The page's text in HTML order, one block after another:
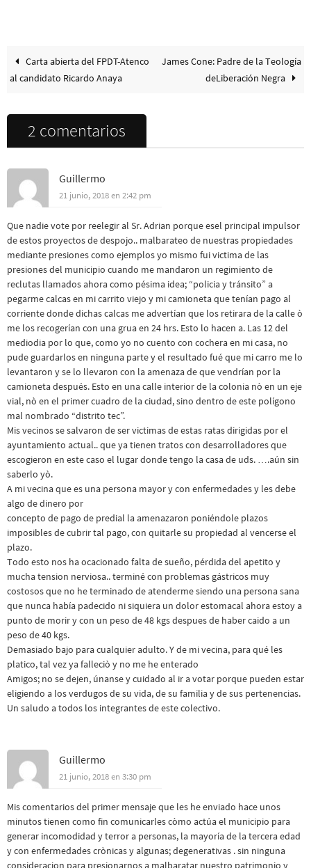
Carta abierta del FPDT-Atenco
al candidato Ricardo Anaya
James Cone: Padre de la Teología
deLiberación Negra
2 comentarios
Guillermo
21 junio, 2018 en 2:42 pm
Que nadie vote por reelegir al Sr. Adrian porque esel principal impulsor
de estos proyectos de despojo.. malbarateo de nuestras propiedades
mediante presiones como ejemplos yo mismo fui victima de las
presiones del municipio cuando me mandaron un regimiento de
reclutas llamados ahora como pésima idea; “policia y tránsito” a
pegarme calcas en mi carrito viejo y mi camioneta que tenían pago al
corriente donde dichas calcas me advertían que los retirara de la calle ò
me los recogerían con una grua en 24 hrs. Esto lo hacen a. Las 12 del
mediodia por lo que, como yo no cuento con cochera en mi casa, no
pude guardarlos en ninguna parte y el resultado fué que mi carro me lo
levantaron y se lo llevaron con la amenaza de que vendrían por la
camioneta después. Esto en una calle interior de la colonia nò en un eje
vial, nò en el primer cuadro de la ciudad, sino dentro de este polígono
mal nombrado “distrito tec”.
Mis vecinos se salvaron de ser victimas de estas ratas dirigidas por el
ayuntamiento actual.. que ya tienen tratos con desarrolladores que
escogieron en este caso el lugar donde tengo la casa de uds. ….aún sin
saberlo yò.
A mi vecina que es una persona mayor y con enfermedades y les debe
algo de dinero por
concepto de pago de predial la amenazaron poniéndole plazos
imposibles de cubrir tal pago, con quitarle su propiedad al vencerse el
plazo.
Todo esto nos ha ocacionado falta de sueño, pérdida del apetito y
mucha tension nerviosa.. terminé con problemas gástricos muy
costosos que no he terminado de atenderme siendo una persona sana
que nunca había padecido ni siquiera un dolor estomacal ahora estoy a
punto de morir y con un peso de 48 kgs despues de haber caido a un
peso de 40 kgs.
Demasiado bajo para cualquier adulto. Y de mi vecina, para qué les
platico, tal vez ya falleciò y no me he enterado
Amigos; no se dejen, únanse y cuidado al ir a votar porque pueden estar
eligiendo a los verdugos de su vida, de su familia y de sus pertenencias.
Un saludo a todos los integrantes de este colectivo.
Guillermo
21 junio, 2018 en 3:30 pm
Mis comentarios del primer mensaje que les he enviado hace unos
minutos tienen como fin comunicarles còmo actúa el municipio para
generar incomodidad y terror a personas, la mayoría de la tercera edad
y con enfermedades crònicas y algunas; degenerativas . sin ninguna
consideracion para presionarnos a malbaratar nuestro patrimonio y